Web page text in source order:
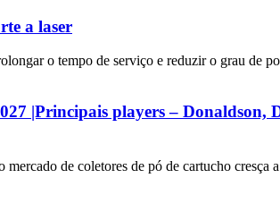
a laser
o tempo de serviço e reduzir o grau de
|Principais players –
de coletores de pó de cartucho cresça